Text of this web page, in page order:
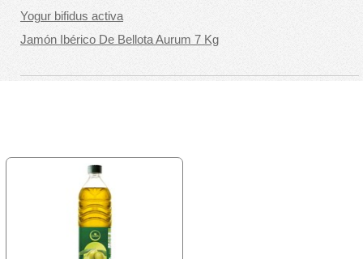
Yogur bifidus activa
Jamón Ibérico De Bellota Aurum 7 Kg